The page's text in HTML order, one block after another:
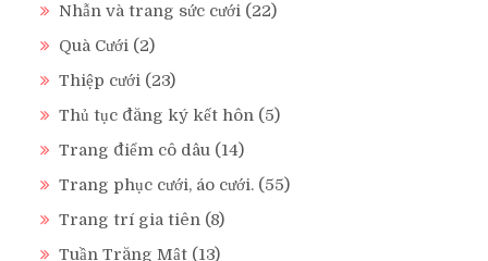
Nhẫn và trang sức cưới (22)
Quà Cưới (2)
Thiệp cưới (23)
Thủ tục đăng ký kết hôn (5)
Trang điểm cô dâu (14)
Trang phục cưới, áo cưới. (55)
Trang trí gia tiên (8)
Tuần Trăng Mật (13)